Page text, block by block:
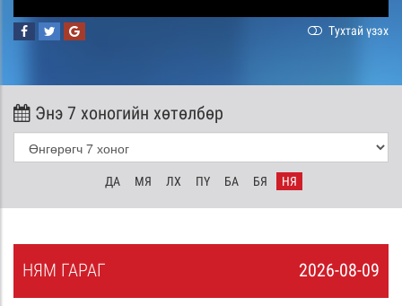
Тухтай үзэх
Энэ 7 хоногийн хөтөлбөр
ДА МЯ ЛХ ПҮ БА БЯ НЯ
2026-08-09
НЯМ ГАРАГ